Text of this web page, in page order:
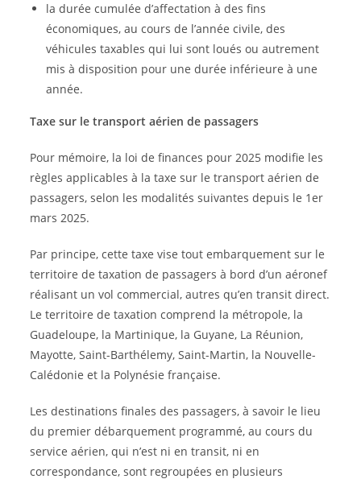
la durée cumulée d’affectation à des fins
économiques, au cours de l’année civile, des
véhicules taxables qui lui sont loués ou autrement
mis à disposition pour une durée inférieure à une
année.
Taxe sur le transport aérien de passagers
Pour mémoire, la loi de finances pour 2025 modifie les
règles applicables à la taxe sur le transport aérien de
passagers, selon les modalités suivantes depuis le 1er
mars 2025.
Par principe, cette taxe vise tout embarquement sur le
territoire de taxation de passagers à bord d’un aéronef
réalisant un vol commercial, autres qu’en transit direct.
Le territoire de taxation comprend la métropole, la
Guadeloupe, la Martinique, la Guyane, La Réunion,
Mayotte, Saint-Barthélemy, Saint-Martin, la Nouvelle-
Calédonie et la Polynésie française.
Les destinations finales des passagers, à savoir le lieu
du premier débarquement programmé, au cours du
service aérien, qui n’est ni en transit, ni en
correspondance, sont regroupées en plusieurs